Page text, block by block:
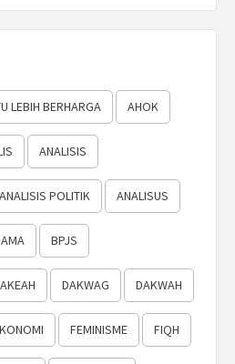
LEBIH BERHARGA AHOK
ANALISIS
ANALISIS POLITIK ANALISUS
BPJS
DAKWAG DAKWAH
FEMINISME FIQH